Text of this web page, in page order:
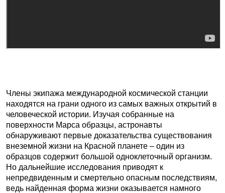
Члены экипажа международной космической станции
находятся на грани одного из самых важных открытий в
человеческой истории. Изучая собранные на
поверхности Марса образцы, астронавты
обнаруживают первые доказательства существования
внеземной жизни на Красной планете – один из
образцов содержит большой одноклеточный организм.
Но дальнейшие исследования приводят к
непредвиденным и смертельно опасным последствиям,
ведь найденная форма жизни оказывается намного